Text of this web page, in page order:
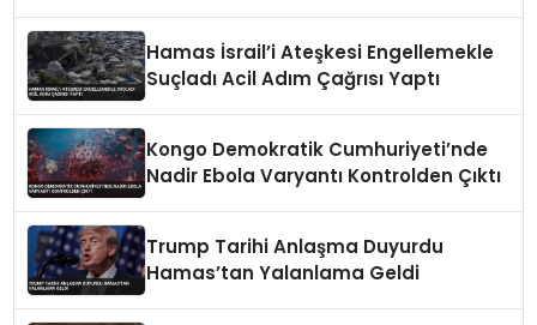
Hamas İsrail’i Ateşkesi Engellemekle
Suçladı Acil Adım Çağrısı Yaptı
Kongo Demokratik Cumhuriyeti’nde
Nadir Ebola Varyantı Kontrolden Çıktı
Trump Tarihi Anlaşma Duyurdu
Hamas’tan Yalanlama Geldi